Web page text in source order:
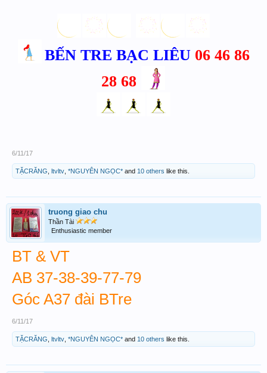
BẾN TRE BẠC LIÊU 06 46 86
28 68
6/11/17
TẶCRĂNG ltvltv *NGUYÊN NGỌC* and 10 others like this.
truong giao chu
Thần Tài
Enthusiastic member
BT & VT
AB 37-38-39-77-79
Góc A37 đài BTre
6/11/17
TẶCRĂNG ltvltv *NGUYÊN NGỌC* and 10 others like this.